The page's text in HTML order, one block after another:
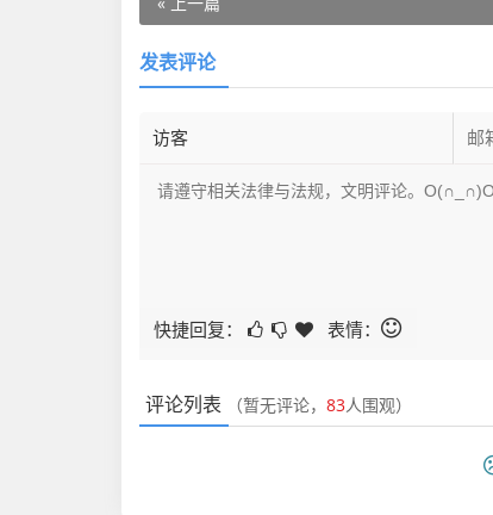
发表评论
快捷回复： 表情：
评论列表 （暂无评论， 83人围观）